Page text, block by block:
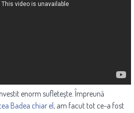
enorm sufleteşte. Împreună
Badea chiar el, am facut tot ce-a fost